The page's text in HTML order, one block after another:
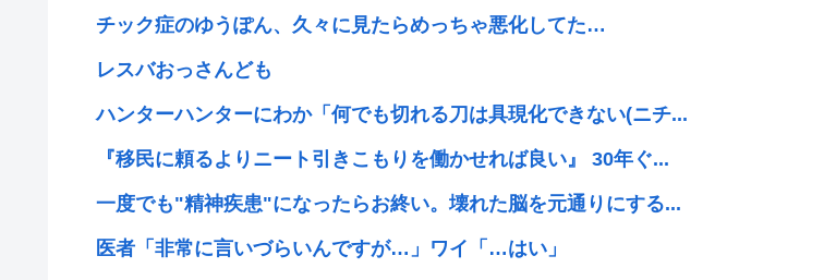
チック症のゆうぽん、久々に見たらめっちゃ悪化してた…
レスバおっさんども
ハンターハンターにわか「何でも切れる刀は具現化できない(ニチ...
『移民に頼るよりニート引きこもりを働かせれば良い』 30年ぐ...
一度でも"精神疾患"になったらお終い。壊れた脳を元通りにする...
医者「非常に言いづらいんですが…」ワイ「…はい」